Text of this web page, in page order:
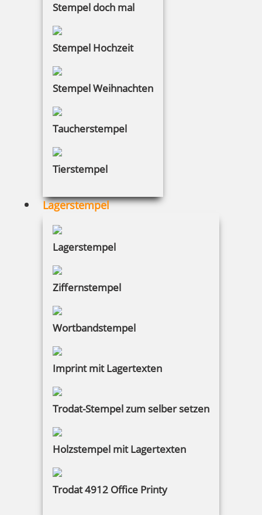
Stempel doch mal
Stempel Hochzeit
Stempel Weihnachten
Taucherstempel
Tierstempel
Lagerstempel
Lagerstempel
Ziffernstempel
Wortbandstempel
Imprint mit Lagertexten
Trodat-Stempel zum selber setzen
Holzstempel mit Lagertexten
Trodat 4912 Office Printy